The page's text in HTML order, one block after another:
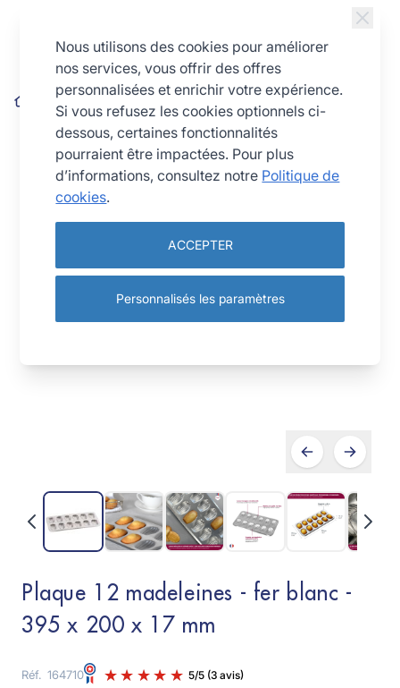
Plaque 12 madeleines - fer blanc - 395 x 200 x 17 mm
Plaque 12 madeleines - fer blanc -
395 x 200 x 17 mm
Réf. 164710
Nous utilisons des cookies pour améliorer
nos services, vous offrir des offres
personnalisées et enrichir votre expérience.
Si vous refusez les cookies optionnels ci-
dessous, certaines fonctionnalités
pourraient être impactées. Pour plus
d’informations, consultez notre Politique de
cookies.
ACCEPTER
Personnalisés les paramètres